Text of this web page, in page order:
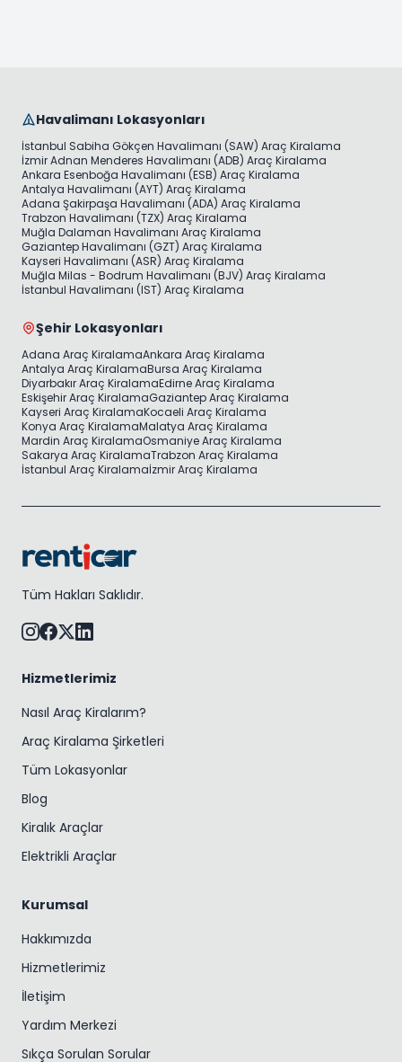
Havalimanı Lokasyonları
İstanbul Sabiha Gökçen Havalimanı (SAW) Araç Kiralama
İzmir Adnan Menderes Havalimanı (ADB) Araç Kiralama
Ankara Esenboğa Havalimanı (ESB) Araç Kiralama
Antalya Havalimanı (AYT) Araç Kiralama
Adana Şakirpaşa Havalimanı (ADA) Araç Kiralama
Trabzon Havalimanı (TZX) Araç Kiralama
Muğla Dalaman Havalimanı Araç Kiralama
Gaziantep Havalimanı (GZT) Araç Kiralama
Kayseri Havalimanı (ASR) Araç Kiralama
Muğla Milas - Bodrum Havalimanı (BJV) Araç Kiralama
İstanbul Havalimanı (IST) Araç Kiralama
Şehir Lokasyonları
Adana Araç KiralamaAnkara Araç Kiralama
Antalya Araç KiralamaBursa Araç Kiralama
Diyarbakır Araç KiralamaEdirne Araç Kiralama
Eskişehir Araç KiralamaGaziantep Araç Kiralama
Kayseri Araç KiralamaKocaeli Araç Kiralama
Konya Araç KiralamaMalatya Araç Kiralama
Mardin Araç KiralamaOsmaniye Araç Kiralama
Sakarya Araç KiralamaTrabzon Araç Kiralama
İstanbul Araç Kiralamaİzmir Araç Kiralama
Tüm Hakları Saklıdır.
Hizmetlerimiz
Nasıl Araç Kiralarım?
Araç Kiralama Şirketleri
Tüm Lokasyonlar
Blog
Kiralık Araçlar
Elektrikli Araçlar
Kurumsal
Hakkımızda
Hizmetlerimiz
İletişim
Yardım Merkezi
Sıkça Sorulan Sorular